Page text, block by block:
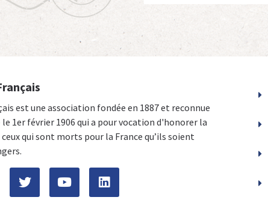
est une association fondée en 1887 et reconnue
1er février 1906 qui a pour vocation d'honorer la
qui sont morts pour la France qu’ils soient